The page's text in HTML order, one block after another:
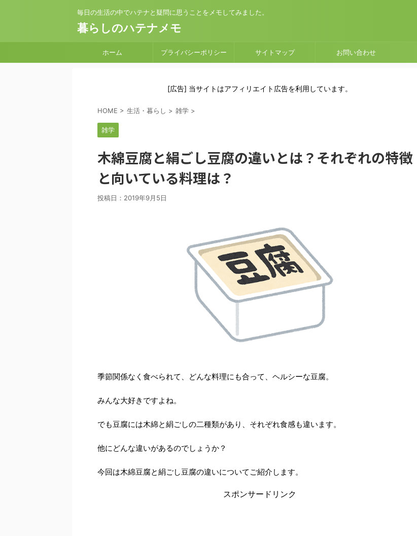
毎日の生活の中でハテナと疑問に思うことをメモしてみました。
暮らしのハテナメモ
ホーム プライバシーポリシー サイトマップ お問い合わせ
[広告] 当サイトはアフィリエイト広告を利用しています。
HOME > 生活・暮らし > 雑学 >
雑学
木綿豆腐と絹ごし豆腐の違いとは？それぞれの特徴
と向いている料理は？
投稿日： 2019年9月5日
季節関係なく食べられて、どんな料理にも合って、ヘルシーな豆腐。
みんな大好きですよね。
でも豆腐には木綿と絹ごしの二種類があり、それぞれ食感も違います。
他にどんな違いがあるのでしょうか？
今回は木綿豆腐と絹ごし豆腐の違いについてご紹介します。
スポンサードリンク